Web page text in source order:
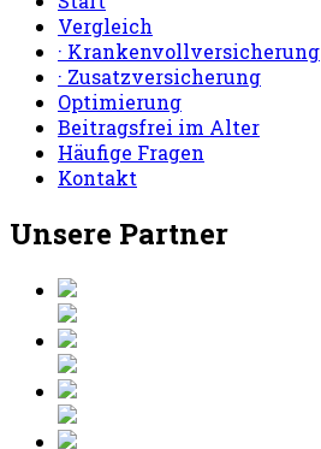
Vergleich
· Krankenvollversicherung
· Zusatzversicherung
Optimierung
Beitragsfrei im Alter
Häufige Fragen
Kontakt
Unsere Partner